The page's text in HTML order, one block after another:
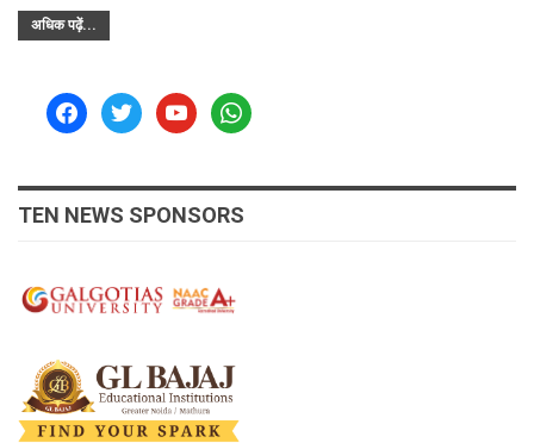
अधिक पढ़ें...
facebooktwitteryoutubewhatsapp
TEN NEWS SPONSORS